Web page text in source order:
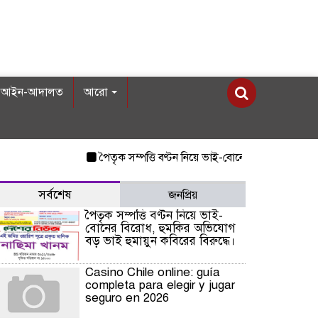
আইন-আদালত আরো
পৈতৃক সম্পত্তি বণ্টন নিয়ে ভাই-বোনের বিরোধ, হুমকির
সর্বশেষ জনপ্রিয়
পৈতৃক সম্পত্তি বণ্টন নিয়ে ভাই-
বোনের বিরোধ, হুমকির অভিযোগ
বড় ভাই হুমায়ুন কবিরের বিরুদ্ধে।
Casino Chile online: guía
completa para elegir y jugar
seguro en 2026